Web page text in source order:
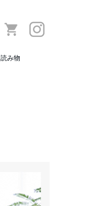
読み物